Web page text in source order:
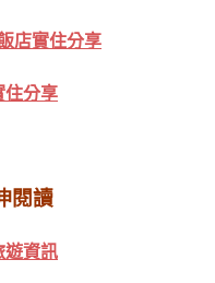
店實住分享
住分享
閱讀
遊資訊